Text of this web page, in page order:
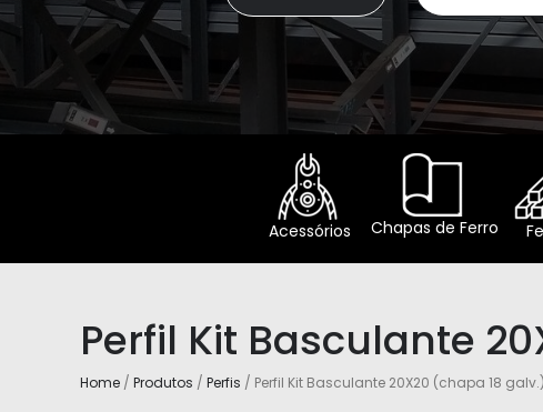
Acessórios Chapas de Ferro
Perfil Kit Basculante
Home / Produtos / Perfis / Perfil Kit Basculante 20X20 (chapa 18